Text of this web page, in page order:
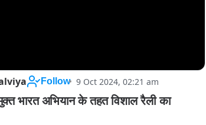
Follow 9 Oct 2024, 02:21 am
भारत अभियान के तहत विशाल रैली का